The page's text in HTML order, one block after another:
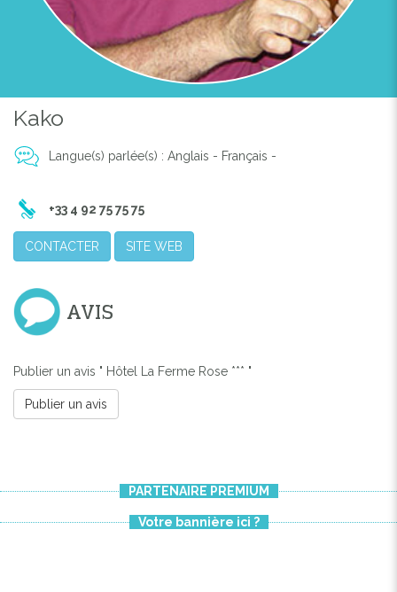
Kako
Langue(s) parlée(s) : Anglais - Français -
+33 4 92 75 75 75
CONTACTER SITE WEB
AVIS
Publier un avis " Hôtel La Ferme Rose *** "
Publier un avis
PARTENAIRE PREMIUM
Votre bannière ici ?